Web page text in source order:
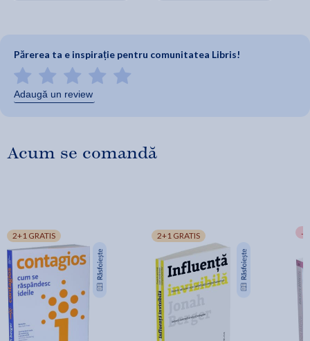
Părerea ta e inspirație pentru comunitatea Libris!
Adaugă un review
Acum se comandă
2+1 GRATIS 2+1 GRATIS -